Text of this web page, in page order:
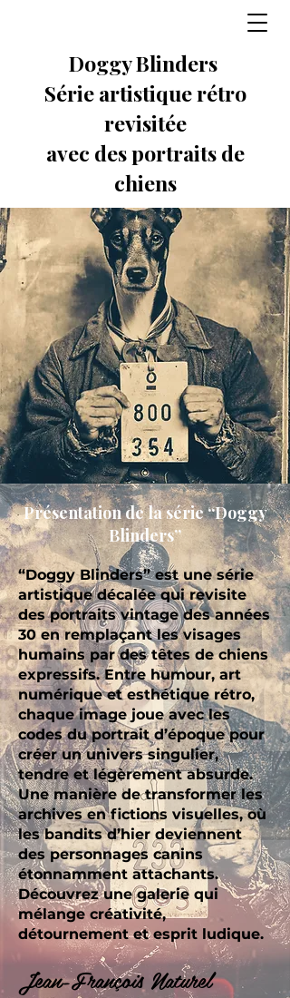
Doggy Blinders
Série artistique rétro
revisitée
avec des portraits de
chiens
Présentation de la série “Doggy
Blinders”
“Doggy Blinders” est une série
artistique décalée qui revisite
des portraits vintage des années
30 en remplaçant les visages
humains par des têtes de chiens
expressifs. Entre humour, art
numérique et esthétique rétro,
chaque image joue avec les
codes du portrait d’époque pour
créer un univers singulier,
tendre et légèrement absurde.
Une manière de transformer les
archives en fictions visuelles, où
les bandits d’hier deviennent
des personnages canins
étonnamment attachants.
Découvrez une galerie qui
mélange créativité,
détournement et esprit ludique.
Jean-François Naturel